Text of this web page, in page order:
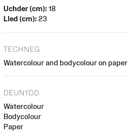
Uchder (cm): 18
Lled (cm): 23
TECHNEG
Watercolour and bodycolour on paper
DEUNYDD
Watercolour
Bodycolour
Paper